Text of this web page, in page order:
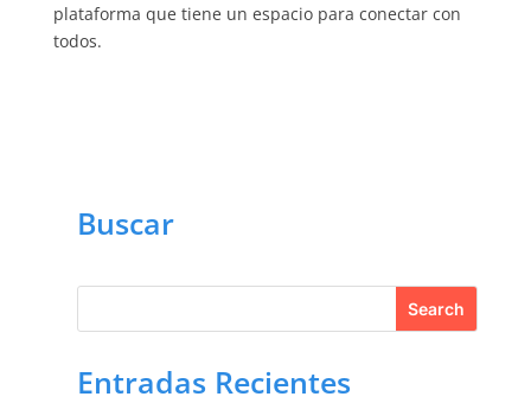
plataforma que tiene un espacio para conectar con
todos.
Buscar
Entradas Recientes